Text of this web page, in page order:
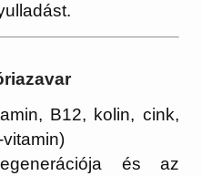
B12, kolin, cink,
és az